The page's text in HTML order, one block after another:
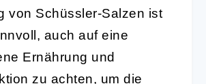
von Schüssler-Salzen ist
auch auf eine
Ernährung und
zu achten, um die